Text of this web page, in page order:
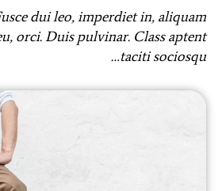
dui leo, imperdiet in, aliquam
orci. Duis pulvinar. Class aptent
taciti sociosqu…